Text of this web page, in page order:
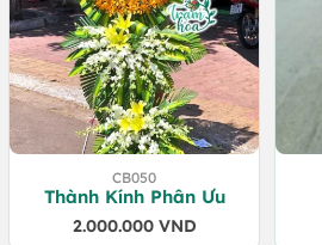
CB050
Thành Kính Phân Ưu
2.000.000 VND